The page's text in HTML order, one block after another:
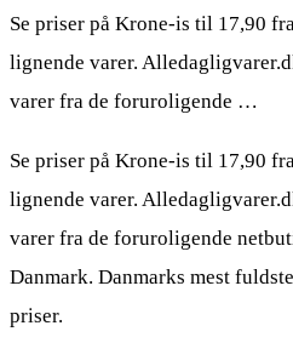
Se priser på Krone-is til 17,90
lignende varer.
varer fra de foruroligende …
Se priser på Krone-is til 17,90
lignende varer.
varer fra de foruroligende
Danmark. Danmarks mest
priser.